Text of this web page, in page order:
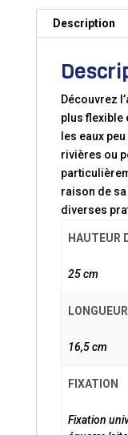
Description
Découvrez
plus flexible
les eaux
rivières ou
raison de
diverses
HAUTEUR
25 cm
16,5 cm
FIXATION
Fixation